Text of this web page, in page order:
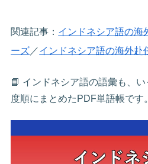
関連記事： インドネシア語の海
ーズ／インドネシア語の海外赴
📘 インドネシア語の語彙も、
度順にまとめたPDF単語帳です。